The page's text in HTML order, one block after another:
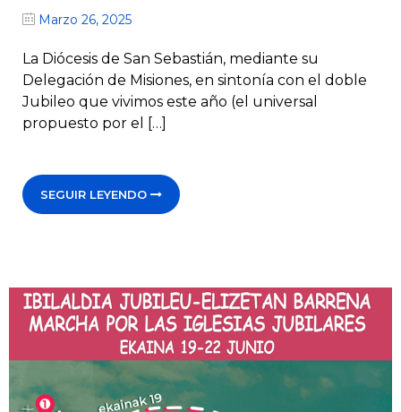
Marzo 26, 2025
La Diócesis de San Sebastián, mediante su
Delegación de Misiones, en sintonía con el doble
Jubileo que vivimos este año (el universal
propuesto por el […]
SEGUIR LEYENDO